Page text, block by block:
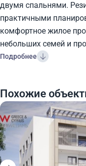
двумя спальнями.
практичными
комфортное жилое
небольших семей и
Подробнее
Похожие